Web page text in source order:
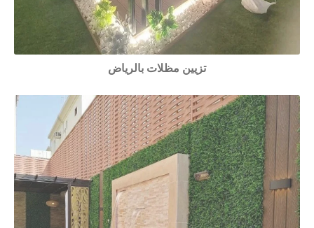
تزيين مظلات بالرياض